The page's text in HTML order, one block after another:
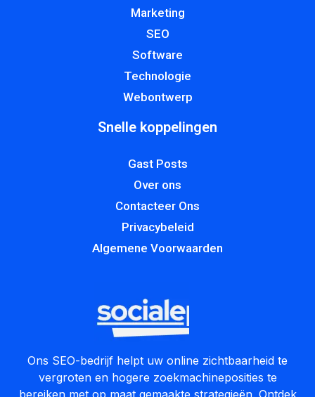
Marketing
SEO
Software
Technologie
Webontwerp
Snelle koppelingen
Gast Posts
Over ons
Contacteer Ons
Privacybeleid
Algemene Voorwaarden
Ons SEO-bedrijf helpt uw online zichtbaarheid te
vergroten en hogere zoekmachineposities te